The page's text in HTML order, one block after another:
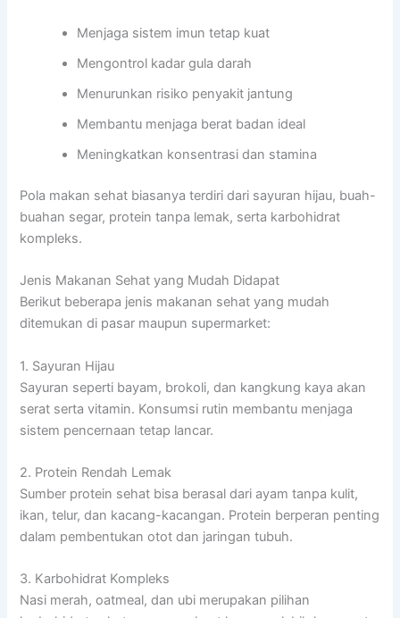
Menjaga sistem imun tetap kuat
Mengontrol kadar gula darah
Menurunkan risiko penyakit jantung
Membantu menjaga berat badan ideal
Meningkatkan konsentrasi dan stamina
Pola makan sehat biasanya terdiri dari sayuran hijau, buah-
buahan segar, protein tanpa lemak, serta karbohidrat
kompleks.
Jenis Makanan Sehat yang Mudah Didapat
Berikut beberapa jenis makanan sehat yang mudah
ditemukan di pasar maupun supermarket:
1. Sayuran Hijau
Sayuran seperti bayam, brokoli, dan kangkung kaya akan
serat serta vitamin. Konsumsi rutin membantu menjaga
sistem pencernaan tetap lancar.
2. Protein Rendah Lemak
Sumber protein sehat bisa berasal dari ayam tanpa kulit,
ikan, telur, dan kacang-kacangan. Protein berperan penting
dalam pembentukan otot dan jaringan tubuh.
3. Karbohidrat Kompleks
Nasi merah, oatmeal, dan ubi merupakan pilihan